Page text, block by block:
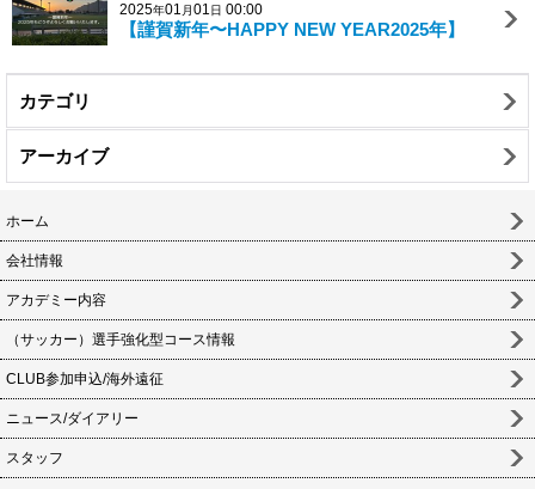
2025年01月 01 日 00:00
【謹賀新年〜HAPPY NEW YEAR2025年】
カテゴリ
アーカイブ
ホーム
会社情報
アカデミー内容
（サッカー）選手強化型コース情報
CLUB参加申込/海外遠征
ニュース/ダイアリー
スタッフ